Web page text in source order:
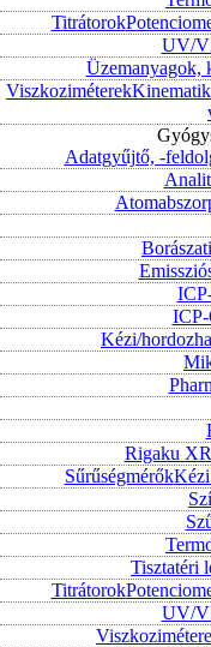
Titrátorok
UV/
Üzemanyagok,
Viszkoziméterek
Adatgyűjtő, -
ICP-
Kézi/
Rigaku
SűrűségmérőkKézi
Tisztatéri
Titrátorok
UV/